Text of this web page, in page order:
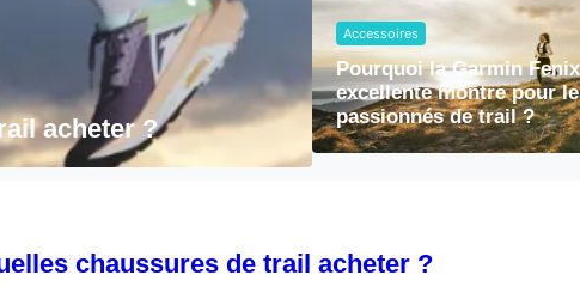
acheter ?
Accueil
Black Friday et
le duo
Accessoires
Pourquoi la Garmin
excellente montre pour
passionnés de trail ?
chaussures de trail acheter ?